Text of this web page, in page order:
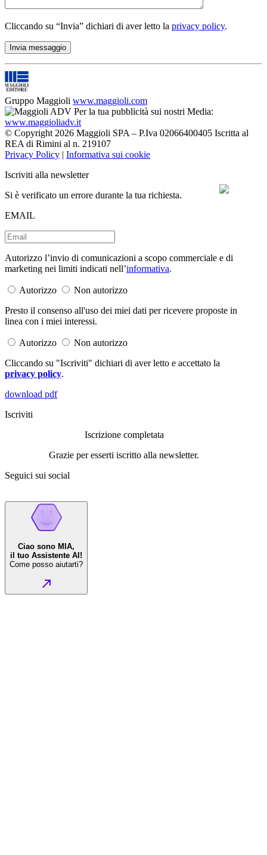
Cliccando su “Invia” dichiari di aver letto la privacy policy.
Gruppo Maggioli www.maggioli.com
Per la tua pubblicità sui nostri Media:
www.maggioliadv.it
© Copyright 2026 Maggioli SPA – P.Iva 02066400405 Iscritta al
REA di Rimini al n. 219107
Privacy Policy | Informativa sui cookie
Iscriviti alla newsletter
Si è verificato un errore durante la tua richiesta.
EMAIL
Autorizzo l’invio di comunicazioni a scopo commerciale e di
marketing nei limiti indicati nell’informativa.
Autorizzo
Non autorizzo
Presto il consenso all'uso dei miei dati per ricevere proposte in
linea con i miei interessi.
Autorizzo
Non autorizzo
Cliccando su "Iscriviti" dichiari di aver letto e accettato la
privacy policy.
download pdf
Iscriviti
Iscrizione completata
Grazie per esserti iscritto alla newsletter.
Seguici sui social
Ciao sono MIA,
il tuo Assistente AI!
Come posso aiutarti?